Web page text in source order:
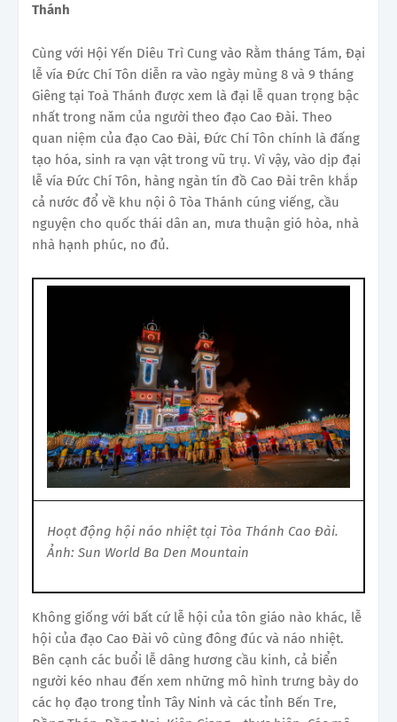
Thánh
Cùng với Hội Yến Diêu Trì Cung vào Rằm tháng Tám, Đại
lễ vía Đức Chí Tôn diễn ra vào ngày mùng 8 và 9 tháng
Giêng tại Toà Thánh được xem là đại lễ quan trọng bậc
nhất trong năm của người theo đạo Cao Đài. Theo
quan niệm của đạo Cao Đài, Đức Chí Tôn chính là đấng
tạo hóa, sinh ra vạn vật trong vũ trụ. Vì vậy, vào dịp đại
lễ vía Đức Chí Tôn, hàng ngàn tín đồ Cao Đài trên khắp
cả nước đổ về khu nội ô Tòa Thánh cúng viếng, cầu
nguyện cho quốc thái dân an, mưa thuận gió hòa, nhà
nhà hạnh phúc, no đủ.
Hoạt động hội náo nhiệt tại Tòa Thánh Cao Đài.
Ảnh: Sun World Ba Den Mountain
Không giống với bất cứ lễ hội của tôn giáo nào khác, lễ
hội của đạo Cao Đài vô cùng đông đúc và náo nhiệt.
Bên cạnh các buổi lễ dâng hương cầu kinh, cả biển
người kéo nhau đến xem những mô hình trưng bày do
các họ đạo trong tỉnh Tây Ninh và các tỉnh Bến Tre,